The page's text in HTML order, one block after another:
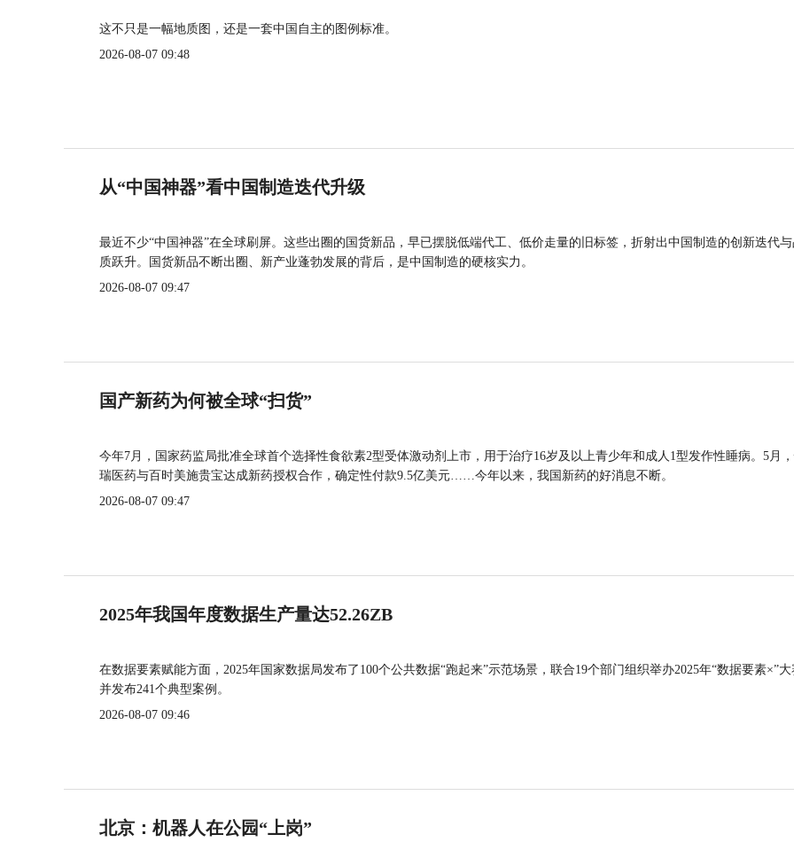
这不只是一幅地质图，还是一套中国自主的图例标准。
2026-08-07 09:48
从“中国神器”看中国制造迭代升级
最近不少“中国神器”在全球刷屏。这些出圈的国货新品，早已摆脱低端代工、低价走量的旧标签，折射出中国制造的创新迭代
质跃升。国货新品不断出圈、新产业蓬勃发展的背后，是中国制造的硬核实力。
2026-08-07 09:47
国产新药为何被全球“扫货”
今年7月，国家药监局批准全球首个选择性食欲素2型受体激动剂上市，用于治疗16岁及以上青少年和成人1型发作性睡病。5月
瑞医药与百时美施贵宝达成新药授权合作，确定性付款9.5亿美元……今年以来，我国新药的好消息不断。
2026-08-07 09:47
2025年我国年度数据生产量达52.26ZB
在数据要素赋能方面，2025年国家数据局发布了100个公共数据“跑起来”示范场景，联合19个部门组织举办2025年“数据要素×”大
并发布241个典型案例。
2026-08-07 09:46
北京：机器人在公园“上岗”